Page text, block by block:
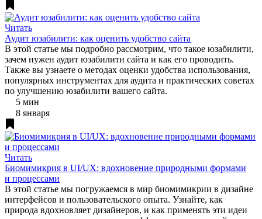
Читать
Аудит юзабилити: как оценить удобство сайта
В этой статье мы подробно рассмотрим, что такое юзабилити,
зачем нужен аудит юзабилити сайта и как его проводить.
Также вы узнаете о методах оценки удобства использования,
популярных инструментах для аудита и практических советах
по улучшению юзабилити вашего сайта.
5 мин
8 января
Читать
Биомимикрия в UI/UX: вдохновение природными формами
и процессами
В этой статье мы погружаемся в мир биомимикрии в дизайне
интерфейсов и пользовательского опыта. Узнайте, как
природа вдохновляет дизайнеров, и как применять эти идеи